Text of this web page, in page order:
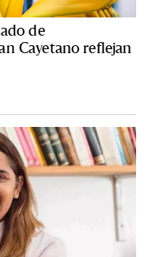
de
Cayetano reflejan